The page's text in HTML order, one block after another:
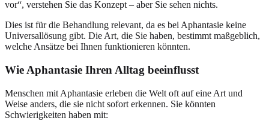
vor“, verstehen Sie das Konzept – aber Sie sehen nichts.
Dies ist für die Behandlung relevant, da es bei Aphantasie keine
Universallösung gibt. Die Art, die Sie haben, bestimmt maßgeblich,
welche Ansätze bei Ihnen funktionieren könnten.
Wie Aphantasie Ihren Alltag beeinflusst
Menschen mit Aphantasie erleben die Welt oft auf eine Art und
Weise anders, die sie nicht sofort erkennen. Sie könnten
Schwierigkeiten haben mit: